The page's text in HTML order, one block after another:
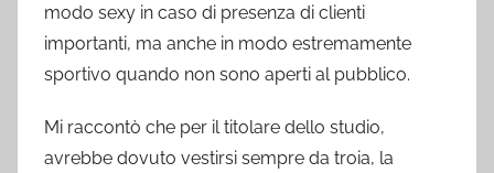
modo sexy in caso di presenza di clienti
importanti, ma anche in modo estremamente
sportivo quando non sono aperti al pubblico.
Mi raccontò che per il titolare dello studio,
avrebbe dovuto vestirsi sempre da troia, la